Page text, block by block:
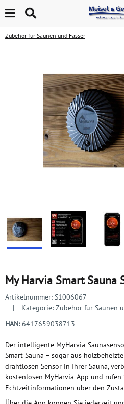
Zubehör für Saunen und Fässer
My Harvia Smart Sauna
Artikelnummer: S1006067
Kategorie: Zubehör für Saunen
HAN: 6417659038713
Der intelligente MyHarvia-
Smart Sauna – sogar aus
drahtlosen Sensor in Ihrer Sauna,
kostenlosen MyHarvia-App und rufen
Echtzeitinformationen über den